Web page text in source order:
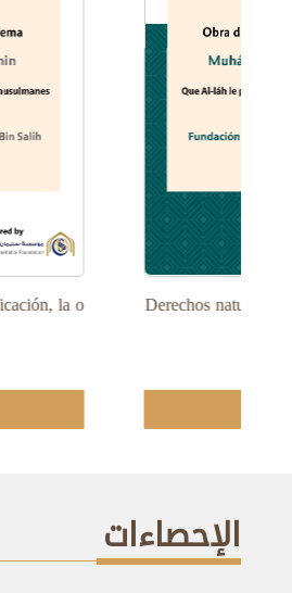
Veredictos islámicos sobre la purificación, la o...
الإحصاءات